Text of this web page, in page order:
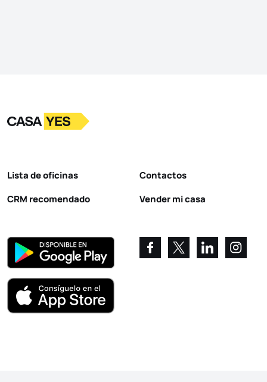
Logotipo Ir a la página de inicio
Lista de oficinas
CRM recomendado
Contactos
Vender mi casa